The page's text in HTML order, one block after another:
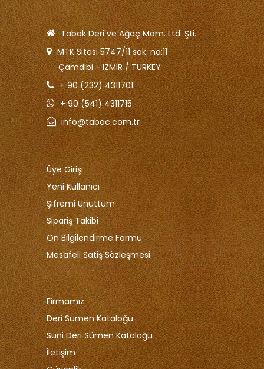
Tabak Deri ve Ağaç Mam. Ltd. Şti.
MTK Sitesi 5747/11 sok. no:11
Çamdibi - IZMIR / TURKEY
+ 90 (232) 4311701
+ 90 (541) 4311715
info@tabac.com.tr
Üye Girişi
Yeni Kullanıcı
Şifremi Unuttum
Sipariş Takibi
Ön Bilgilendirme Formu
Mesafeli Satiş Sözleşmesi
Firmamız
Deri Sümen Kataloğu
Suni Deri Sümen Kataloğu
İletişim